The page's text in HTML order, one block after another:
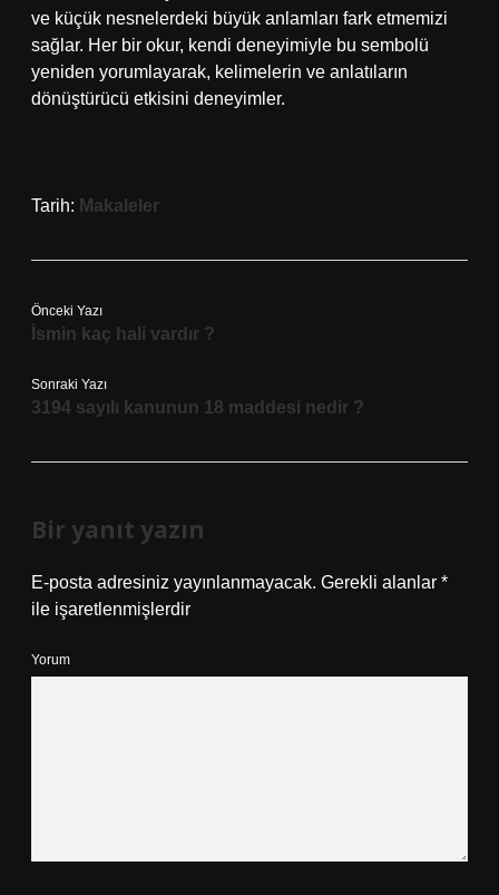
ve küçük nesnelerdeki büyük anlamları fark etmemizi
sağlar. Her bir okur, kendi deneyimiyle bu sembolü
yeniden yorumlayarak, kelimelerin ve anlatıların
dönüştürücü etkisini deneyimler.
Tarih: Makaleler
Önceki Yazı
İsmin kaç hali vardır ?
Sonraki Yazı
3194 sayılı kanunun 18 maddesi nedir ?
Bir yanıt yazın
E-posta adresiniz yayınlanmayacak. Gerekli alanlar *
ile işaretlenmişlerdir
Yorum